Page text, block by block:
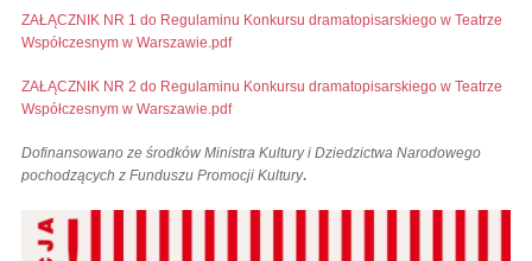
ZAŁĄCZNIK NR 1 do Regulaminu Konkursu dramatopisarskiego w Teatrze
Współczesnym w Warszawie.pdf
ZAŁĄCZNIK NR 2 do Regulaminu Konkursu dramatopisarskiego w Teatrze
Współczesnym w Warszawie.pdf
Dofinansowano ze środków Ministra Kultury i Dziedzictwa Narodowego
pochodzących z Funduszu Promocji Kultury.